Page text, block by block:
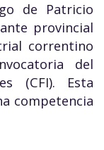
de Patricio
provincial
correntino
del
(CFI). Esta
competencia